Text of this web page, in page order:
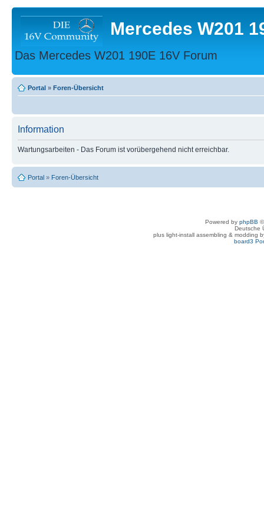
Mercedes W201
Das Mercedes W201 190E 16V Forum
Portal » Foren-Übersicht
Information
Wartungsarbeiten - Das Forum ist vorübergehend nicht erreichbar.
Portal » Foren-Übersicht
Powered by phpBB
Deutsche
plus light-install assembling & modding
board3